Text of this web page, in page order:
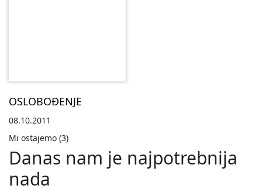
OSLOBOĐENJE
08.10.2011
Mi ostajemo (3)
Danas nam je najpotrebnija
nada